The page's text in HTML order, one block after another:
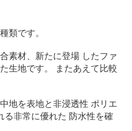
類です。
素材、新たに登場 したファ
生地です。 またあえて比較
地を表地と非浸透性 ポリエ
る非常に優れた 防水性を確